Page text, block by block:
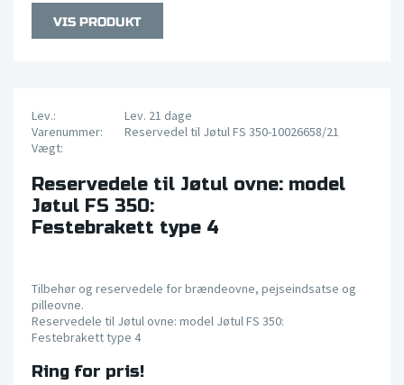
Lev.:
Lev. 21 dage
Varenummer:
Reservedel til Jøtul FS 350-10026658/21
Vægt:
Reservedele til Jøtul ovne: model
Jøtul FS 350:
Festebrakett type 4
Tilbehør og reservedele for brændeovne, pejseindsatse og
pilleovne.
Reservedele til Jøtul ovne: model Jøtul FS 350:
Festebrakett type 4
Ring for pris!